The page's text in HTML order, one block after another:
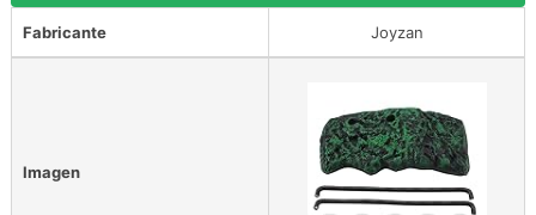
Fabricante Joyzan
Imagen